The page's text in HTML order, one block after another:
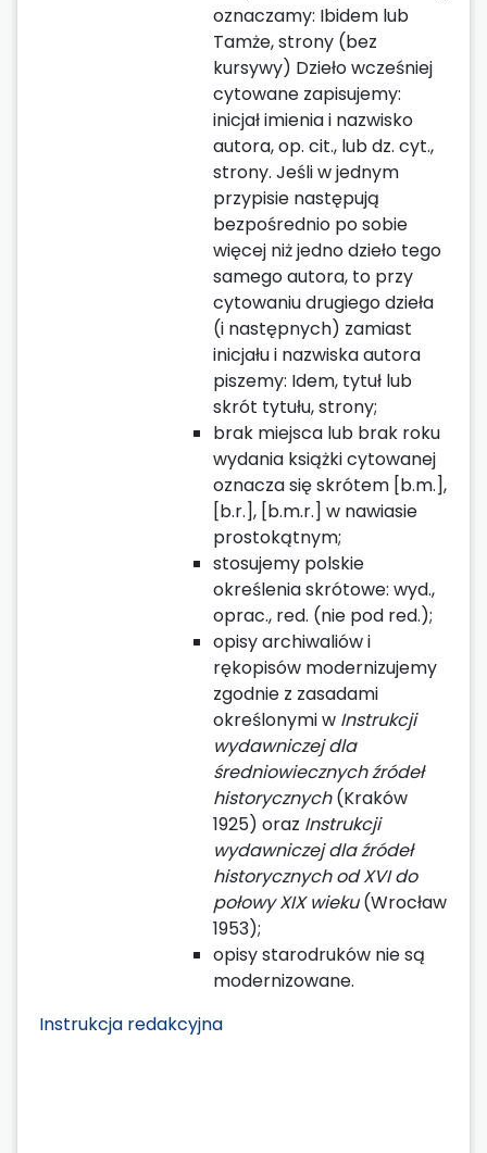
oznaczamy: Ibidem lub
Tamże, strony (bez
kursywy) Dzieło wcześniej
cytowane zapisujemy:
inicjał imienia i nazwisko
autora, op. cit., lub dz. cyt.,
strony. Jeśli w jednym
przypisie następują
bezpośrednio po sobie
więcej niż jedno dzieło tego
samego autora, to przy
cytowaniu drugiego dzieła
(i następnych) zamiast
inicjału i nazwiska autora
piszemy: Idem, tytuł lub
skrót tytułu, strony;
brak miejsca lub brak roku
wydania książki cytowanej
oznacza się skrótem [b.m.],
[b.r.], [b.m.r.] w nawiasie
prostokątnym;
stosujemy polskie
określenia skrótowe: wyd.,
oprac., red. (nie pod red.);
opisy archiwaliów i
rękopisów modernizujemy
zgodnie z zasadami
określonymi w Instrukcji
wydawniczej dla
średniowiecznych źródeł
historycznych(Kraków
1925) oraz Instrukcji
wydawniczej dla źródeł
historycznych od XVI do
połowy XIX wieku(Wrocław
1953);
opisy starodruków nie są
modernizowane.
Instrukcja redakcyjna